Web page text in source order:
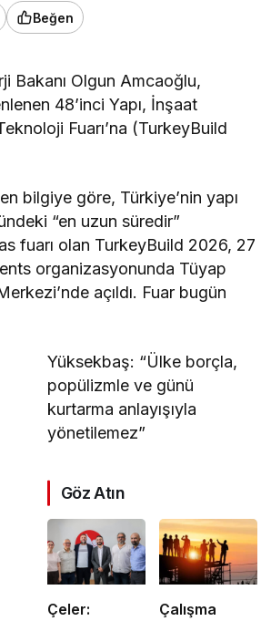
Beğen
Bakanı Olgun Amcaoğlu,
48’inci Yapı, İnşaat
Fuarı’na (TurkeyBuild
bilgiye göre, Türkiye’nin yapı
“en uzun süredir”
fuarı olan TurkeyBuild 2026, 27
organizasyonunda Tüyap
açıldı. Fuar bugün
Yüksekbaş: “Ülke borçla,
popülizmle ve günü
kurtarma anlayışıyla
yönetilemez”
Göz Atın
Çeler:
Çalışma